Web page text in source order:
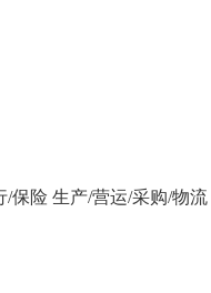
/保险 生产/营运/采购/物流